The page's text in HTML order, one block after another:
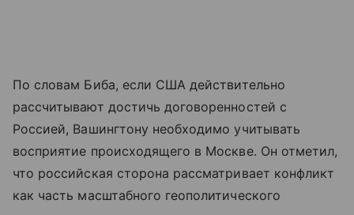
По словам Биба, если США действительно
рассчитывают достичь договоренностей с
Россией, Вашингтону необходимо учитывать
восприятие происходящего в Москве. Он отметил,
что российская сторона рассматривает конфликт
как часть масштабного геополитического